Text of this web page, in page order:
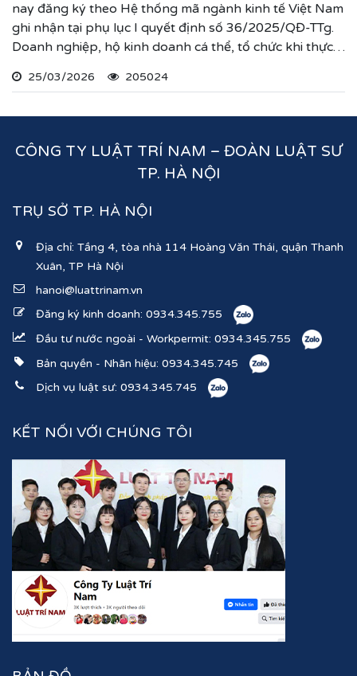
nay đăng ký theo Hệ thống mã ngành kinh tế Việt Nam
ghi nhận tại phụ lục I quyết định số 36/2025/QĐ-TTg.
Doanh nghiệp, hộ kinh doanh cá thể, tổ chức khi thực
ghi nhận lĩnh vực hoạt động, ngành nghề kinh doanh
25/03/2026 205024
CÔNG TY LUẬT TRÍ NAM – ĐOÀN LUẬT SƯ
TP. HÀ NỘI
TRỤ SỞ TP. HÀ NỘI
Địa chỉ: Tầng 4, tòa nhà 114 Hoàng Văn Thái, quận Thanh
Xuân, TP Hà Nội
hanoi@luattrinam.vn
Đăng ký kinh doanh: 0934.345.755
Đầu tư nước ngoài - Workpermit: 0934.345.755
Bản quyền - Nhãn hiệu: 0934.345.745
Dịch vụ luật sư: 0934.345.745
KẾT NỐI VỚI CHÚNG TÔI